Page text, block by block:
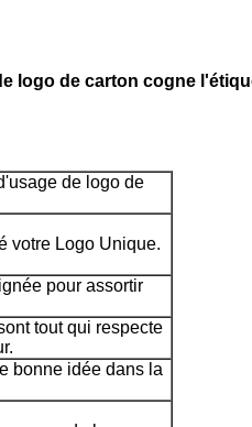
logo de carton cogne
de logo de
votre Logo Unique.
pour assortir
tout qui respecte
bonne idée dans la